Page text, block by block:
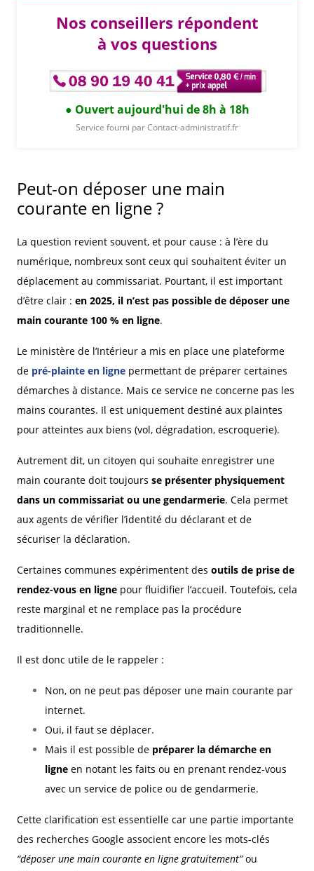
Nos conseillers répondent
à vos questions
Ouvert aujourd'hui de 8h à 18h
Service fourni par Contact-administratif.fr
Peut-on déposer une main
courante en ligne ?
La question revient souvent, et pour cause : à l’ère du
numérique, nombreux sont ceux qui souhaitent éviter un
déplacement au commissariat. Pourtant, il est important
d’être clair : en 2025, il n’est pas possible de déposer une
main courante 100 % en ligne.
Le ministère de l’Intérieur a mis en place une plateforme
de pré-plainte en ligne permettant de préparer certaines
démarches à distance. Mais ce service ne concerne pas les
mains courantes. Il est uniquement destiné aux plaintes
pour atteintes aux biens (vol, dégradation, escroquerie).
Autrement dit, un citoyen qui souhaite enregistrer une
main courante doit toujours se présenter physiquement
dans un commissariat ou une gendarmerie. Cela permet
aux agents de vérifier l’identité du déclarant et de
sécuriser la déclaration.
Certaines communes expérimentent des outils de prise de
rendez-vous en ligne pour fluidifier l’accueil. Toutefois, cela
reste marginal et ne remplace pas la procédure
traditionnelle.
Il est donc utile de le rappeler :
Non, on ne peut pas déposer une main courante par
internet.
Oui, il faut se déplacer.
Mais il est possible de préparer la démarche en
ligne en notant les faits ou en prenant rendez-vous
avec un service de police ou de gendarmerie.
Cette clarification est essentielle car une partie importante
des recherches Google associent encore les mots-clés
“déposer une main courante en ligne gratuitement”ou